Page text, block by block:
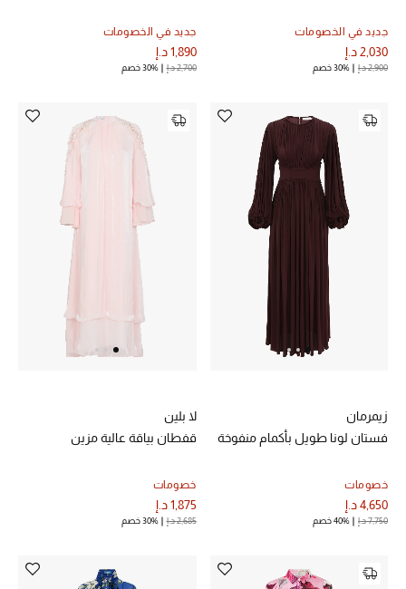
جديد في الخصومات
2,030 د.إ
2,900 د.إ 30% خصم
جديد في الخصومات
1,890 د.إ
2,700 د.إ 30% خصم
زيمرمان
فستان لونا طويل بأكمام منفوخة
خصومات
4,650 د.إ
7,750 د.إ 40% خصم
لا بلين
قفطان بياقة عالية مزين
خصومات
1,875 د.إ
2,685 د.إ 30% خصم